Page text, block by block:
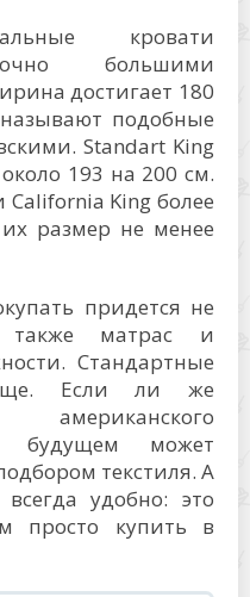
кровати
большими
достигает 180
подобные
Standart King
193 на 200 см.
California King более
размер не менее
придется не
также матрас и
Стандартные
Если ли же
будущем может
текстиля. А
удобно: это
просто купить в